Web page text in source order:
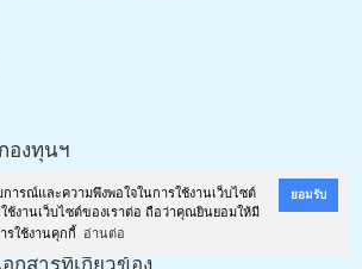
การณ์และความพึงพอใจในการใช้งานเว็บไซต์
งานเว็บไซต์ของเราต่อ ถือว่าคุณยินยอมให้มี
รใช้งานคุกกี้
อ่านต่อ
ยอมรับ
องทุนฯ
งทุนฯ (งาน LTC)
นวทางการทำแผนฯ จากทีมวิชาการ
ระกาศ ฉบับใหม่ ปี 61
กสารที่เกี่ยวข้อง